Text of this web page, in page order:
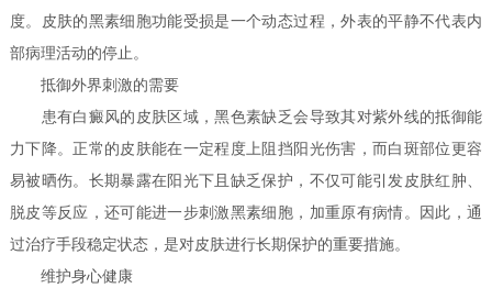
度。皮肤的黑素细胞功能受损是一个动态过程，外表的平静不代表内
部病理活动的停止。
抵御外界刺激的需要
患有白癜风的皮肤区域，黑色素缺乏会导致其对紫外线的抵御能
力下降。正常的皮肤能在一定程度上阻挡阳光伤害，而白斑部位更容
易被晒伤。长期暴露在阳光下且缺乏保护，不仅可能引发皮肤红肿、
脱皮等反应，还可能进一步刺激黑素细胞，加重原有病情。因此，通
过治疗手段稳定状态，是对皮肤进行长期保护的重要措施。
维护身心健康